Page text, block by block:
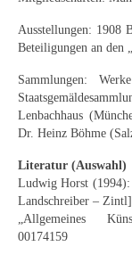
Herkunft
Ausstellungen: 1908
Beteiligungen an den
Sammlungen:
Lenbachhaus
Dr. Heinz Böhme
Literatur (Auswahl)
Ludwig Horst
Landschreiber –
„Allgemeines
00174159